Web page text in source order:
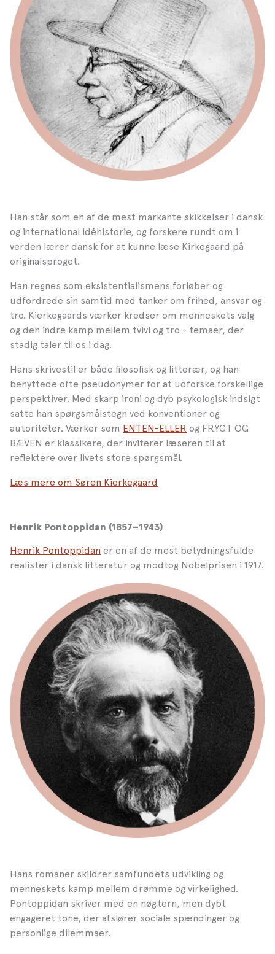
Han står som en af de mest markante skikkelser i dansk
og international idéhistorie, og forskere rundt om i
verden lærer dansk for at kunne læse Kirkegaard på
originalsproget.
Han regnes som eksistentialismens forløber og
udfordrede sin samtid med tanker om frihed, ansvar og
tro. Kierkegaards værker kredser om menneskets valg
og den indre kamp mellem tvivl og tro - temaer, der
stadig taler til os i dag.
Hans skrivestil er både filosofisk og litterær, og han
benyttede ofte pseudonymer for at udforske forskellige
perspektiver. Med skarp ironi og dyb psykologisk indsigt
satte han spørgsmålstegn ved konventioner og
autoriteter. Værker som ENTEN-ELLER og FRYGT OG
BÆVEN er klassikere, der inviterer læseren til at
reflektere over livets store spørgsmål.
Læs mere om Søren Kierkegaard
Henrik Pontoppidan (1857–1943)
Henrik Pontoppidan er en af de mest betydningsfulde
realister i dansk litteratur og modtog Nobelprisen i 1917.
Hans romaner skildrer samfundets udvikling og
menneskets kamp mellem drømme og virkelighed.
Pontoppidan skriver med en nøgtern, men dybt
engageret tone, der afslører sociale spændinger og
personlige dilemmaer.